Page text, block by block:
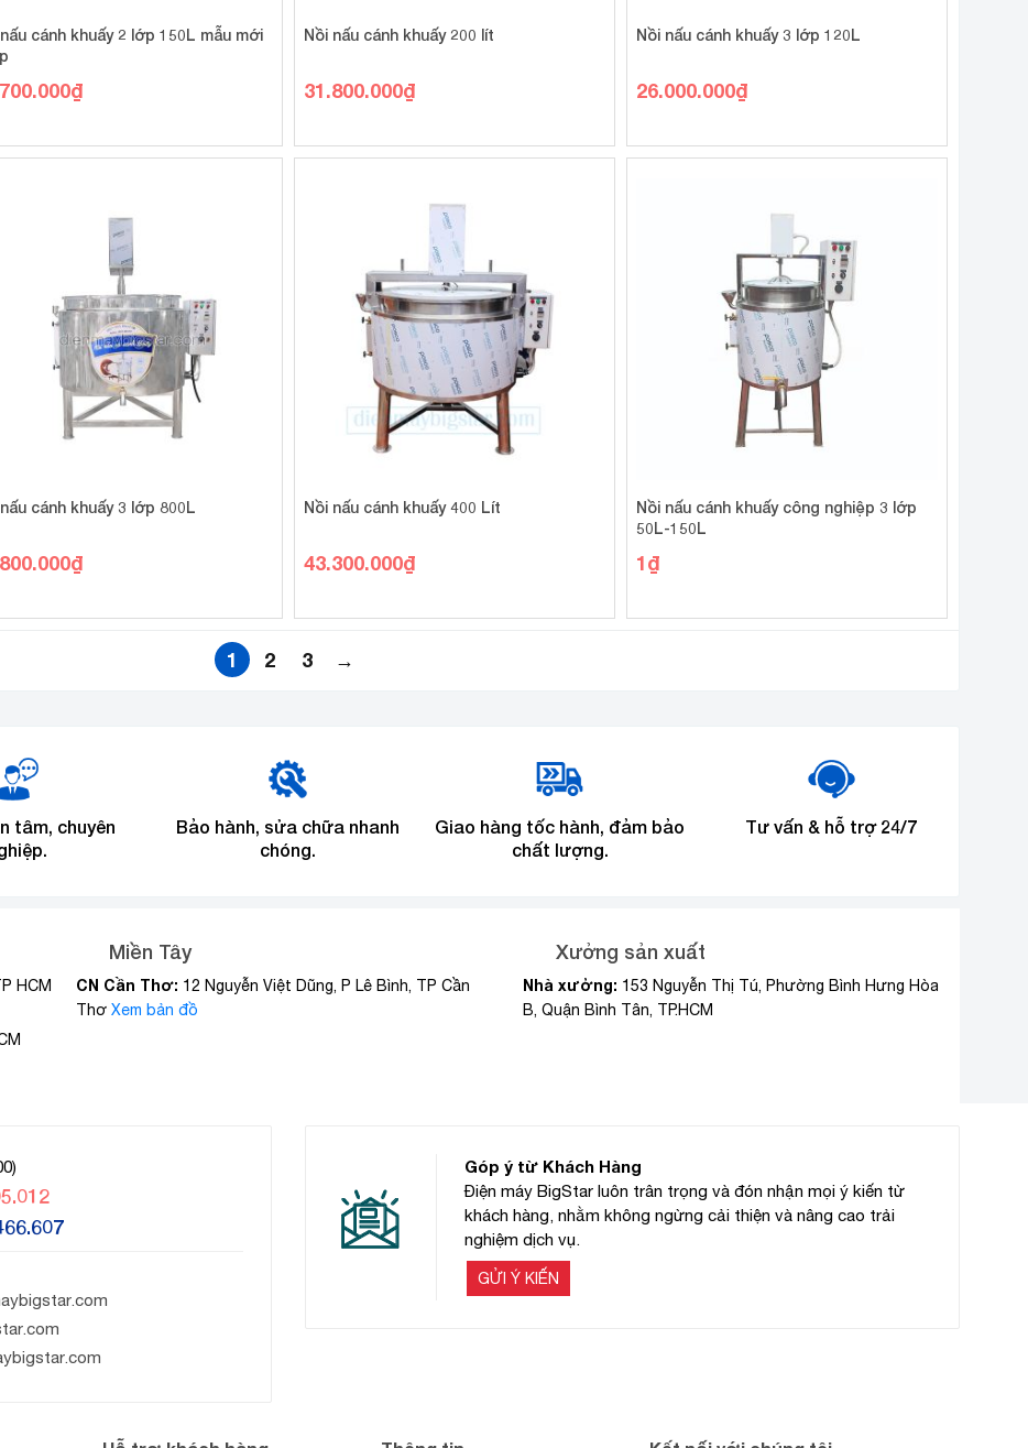
cánh khuấy 2 lớp 150L mẫu mới
₫
Nồi nấu cánh khuấy 200 lít
31.800.000₫
Nồi nấu cánh khuấy 3 lớp 120L
26.000.000₫
cánh khuấy 3 lớp 800L
₫
Nồi nấu cánh khuấy 400 Lít
43.300.000₫
Nồi nấu cánh khuấy công nghiệp 3 lớp
50L-150L
1₫
1 2 3 →
tâm, chuyên
Bảo hành, sửa chữa nhanh
chóng.
Giao hàng tốc hành, đảm bảo
chất lượng.
Tư vấn & hỗ trợ 24/7
HCM
Miền Tây
CN Cần Thơ: 12 Nguyễn Việt Dũng, P Lê Bình, TP Cần
Thơ Xem bản đồ
Xưởng sản xuất
Nhà xưởng: 153 Nguyễn Thị Tú, Phường Bình Hưng Hòa
B, Quận Bình Tân, TP.HCM
Góp ý từ Khách Hàng
Điện máy BigStar luôn trân trọng và đón nhận mọi ý kiến từ
khách hàng, nhằm không ngừng cải thiện và nâng cao trải
nghiệm dịch vụ.
GỬI Ý KIẾN